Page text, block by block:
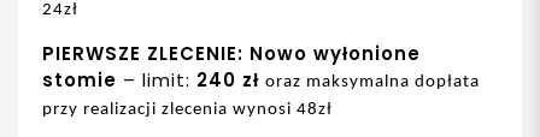
24zł
PIERWSZE ZLECENIE: Nowo wyłonione
stomie – limit: 240 zł oraz maksymalna dopłata
przy realizacji zlecenia wynosi 48zł